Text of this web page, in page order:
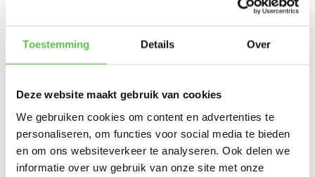
Toestemming Details Over
Deze website maakt gebruik van cookies
We gebruiken cookies om content en advertenties te
personaliseren, om functies voor social media te bieden
en om ons websiteverkeer te analyseren. Ook delen we
informatie over uw gebruik van onze site met onze
Klimop-Hedera hibernica 240-
250cm
Lage Kant en klaar hedera
haag 120x120cm